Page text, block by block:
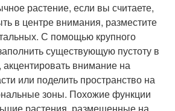
растение, если вы считаете,
в центре внимания, разместите
С помощью крупного
существующую пустоту в
внимание на
или поделить пространство на
зоны. Похожие функции